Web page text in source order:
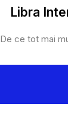
Libra
De ce tot mai